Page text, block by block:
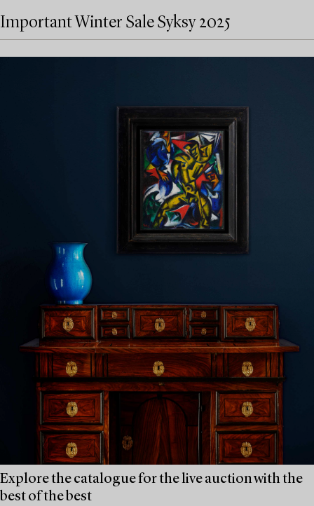
Important Winter Sale Syksy 2025
Explore the catalogue for the live auction with the
best of the best